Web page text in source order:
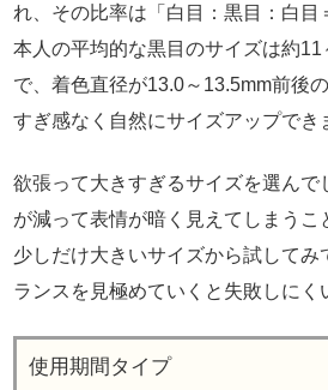
れ、その比率は「白目：黒目：白目
本人の平均的な黒目のサイズは約
で、着色直径が13.0～13.5mm前後
すぎ感なく自然にサイズアップでき
欲張って大きすぎるサイズを選んで
が減って表情が暗く見えてしまうこ
少しだけ大きいサイズから試してみ
ランスを見極めていくと失敗しにく
使用期間タイプ